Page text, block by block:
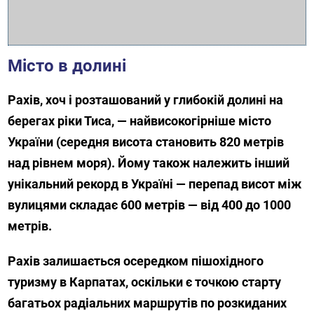
Місто в долині
Рахів, хоч і розташований у глибокій долині на
берегах ріки Тиса, — найвисокогірніше місто
України (середня висота становить 820 метрів
над рівнем моря). Йому також належить інший
унікальний рекорд в Україні — перепад висот між
вулицями складає 600 метрів — від 400 до 1000
метрів.
Рахів залишається осередком пішохідного
туризму в Карпатах, оскільки є точкою старту
багатьох радіальних маршрутів по розкиданих